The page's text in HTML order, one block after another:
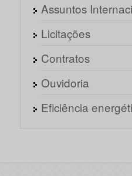
Assuntos
Licitações
Contratos
Ouvidoria
Eficiência